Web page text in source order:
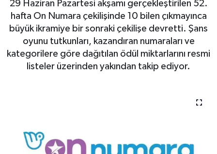
29 Haziran Pazartesi akşamı gerçekleştirilen 52.
hafta On Numara çekilişinde 10 bilen çıkmayınca
büyük ikramiye bir sonraki çekilişe devretti. Şans
oyunu tutkunları, kazandıran numaraları ve
kategorilere göre dağıtılan ödül miktarlarını resmi
listeler üzerinden yakından takip ediyor.